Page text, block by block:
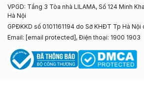
VPGD: Tầng 3 Tòa nhà LILAMA, Số 124 Minh
Hà Nội
GPĐKKD số 0101161194 do Sở KHĐT Tp Hà
Email: [email protected] , Điện thoại: 1900 1903